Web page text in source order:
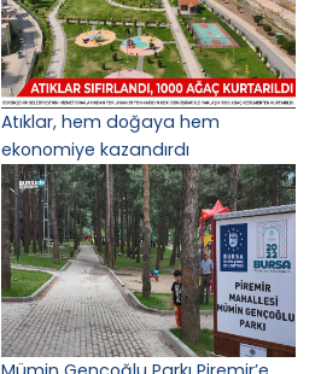
Atıklar, hem doğaya hem
ekonomiye kazandırdı